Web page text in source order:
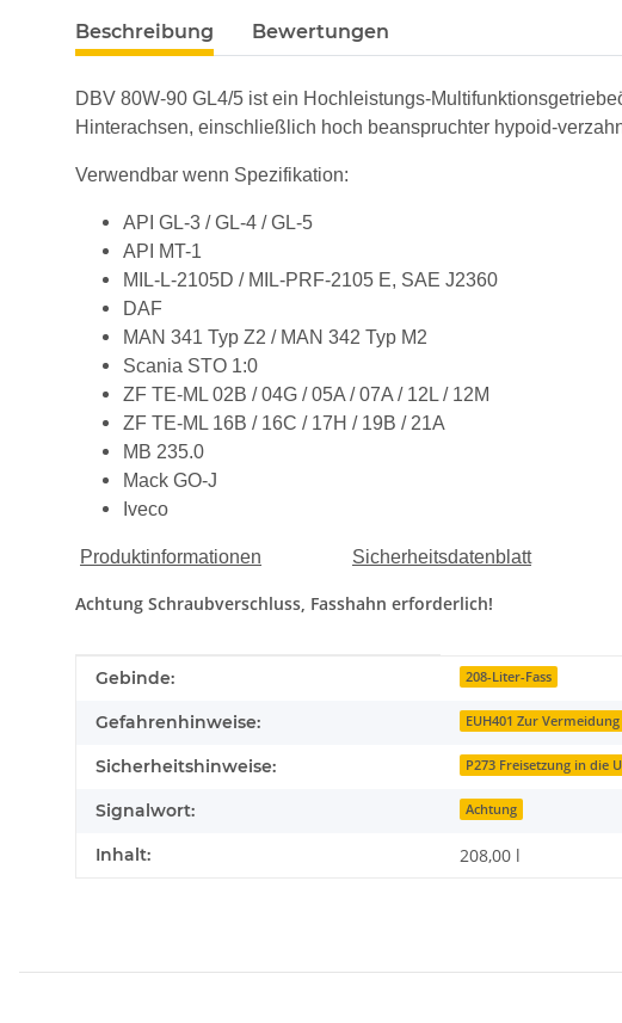
weitere Registerkarten anzeigen
Beschreibung Bewertungen
DBV 80W-90 GL4/5 ist ein Hochleistungs-
Hinterachsen, einschließlich hoch beanspruchter hypoid-
Verwendbar wenn Spezifikation:
API GL-3 / GL-4 / GL-5
API MT-1
MIL-L-2105D / MIL-PRF-2105 E, SAE J2360
DAF
MAN 341 Typ Z2 / MAN 342 Typ M2
Scania STO 1:0
ZF TE-ML 02B / 04G / 05A / 07A / 12L / 12M
ZF TE-ML 16B / 16C / 17H / 19B / 21A
MB 235.0
Mack GO-J
Iveco
Produktinformationen Sicherheitsdatenblatt
Achtung Schraubverschluss, Fasshahn erforderlich!
Produkteigenschaft
Wert
Gebinde: 208-Liter-Fass
Gefahrenhinweise: EUH401 Zur
Sicherheitshinweise: P273 Freisetzung in die
Signalwort: Achtung
Inhalt: 208,00 l